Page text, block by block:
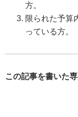
方。
限られた予算
っている方。
この記事を書いた